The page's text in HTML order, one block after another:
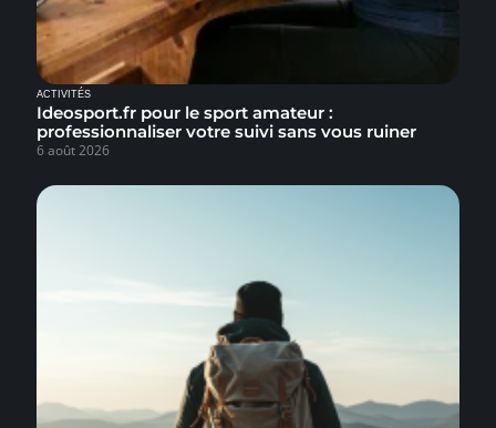
ACTIVITÉS
Ideosport.fr pour le sport amateur :
professionnaliser votre suivi sans vous ruiner
6 août 2026